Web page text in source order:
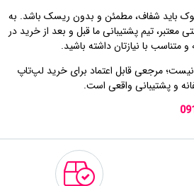
باید شفاف، مطمئن و بدون ریسک باشد. به
معتبر، تیم پشتیبانی ما قبل و بعد از خرید در
متناسب با نیازتان داشته باشید.
مرجعی قابل اعتماد برای خرید لپ‌تاپ
و پشتیبانی واقعی است.